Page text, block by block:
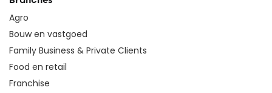
Agro
Bouw en vastgoed
Family Business & Private Clients
Food en retail
Franchise